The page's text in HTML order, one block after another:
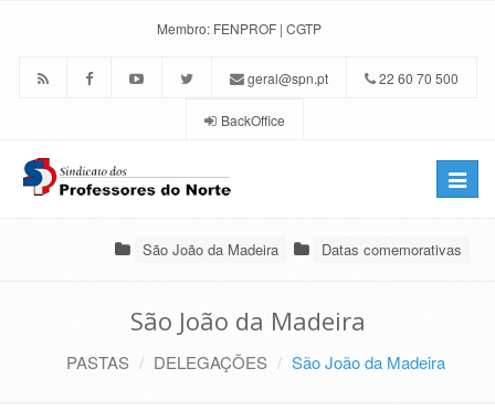
Membro: FENPROF | CGTP
geral@spn.pt 22 60 70 500
BackOffice
Toggle
São João da Madeira Datas comemorativas
São João da Madeira
PASTAS DELEGAÇÕES São João da Madeira